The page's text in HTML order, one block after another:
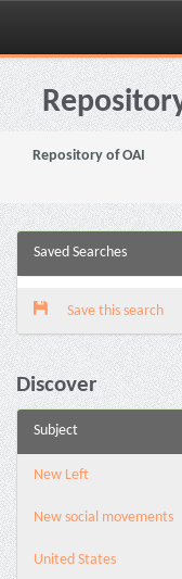
Skip
navigation
Repository of OAI
Saved Searches
Save this search
Discover
Subject
New Left
New social movements
United States